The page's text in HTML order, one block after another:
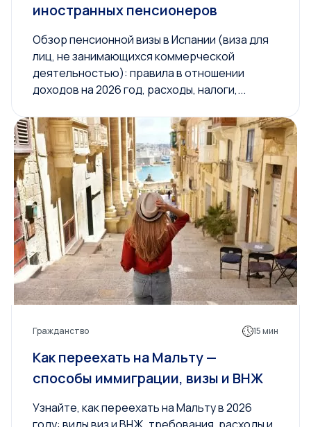
иностранных пенсионеров
Обзор пенсионной визы в Испании (виза для
лиц, не занимающихся коммерческой
деятельностью): правила в отношении
доходов на 2026 год, расходы, налоги,...
Гражданство 15 мин
Как переехать на Мальту —
способы иммиграции, визы и ВНЖ
Узнайте, как переехать на Мальту в 2026